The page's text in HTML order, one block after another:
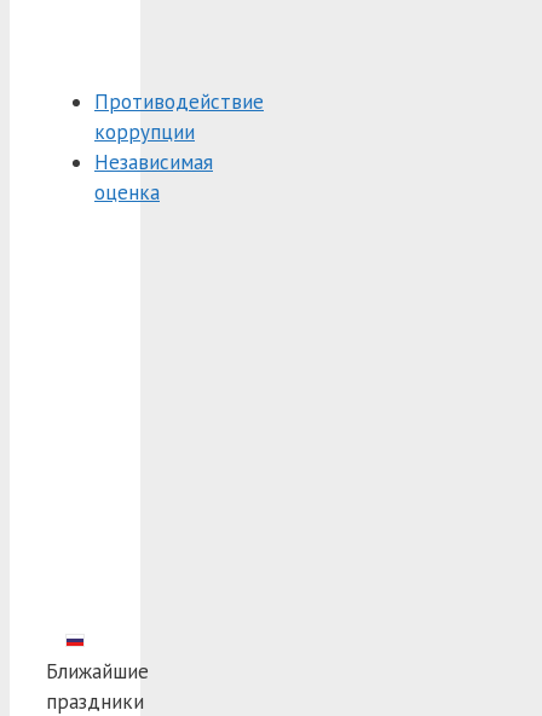
Противодействие
коррупции
Независимая
оценка
Ближайшие
праздники